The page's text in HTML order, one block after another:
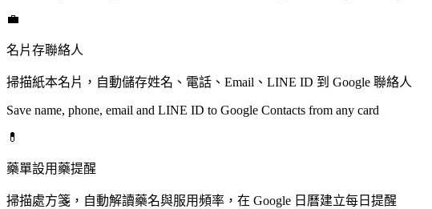
💼
名片存聯絡人
掃描紙本名片，自動儲存姓名、電話、Email、LINE ID 到 Google 聯絡人
Save name, phone, email and LINE ID to Google Contacts from any card
💊
藥單設用藥提醒
掃描處方箋，自動解讀藥名與服用頻率，在 Google 日曆建立每日提醒